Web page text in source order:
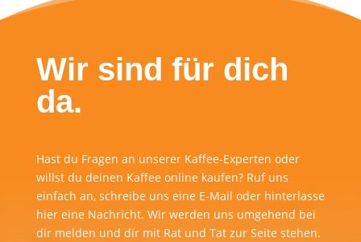
Wir sind für dich
da.
Hast du Fragen an unserer Kaffee-Experten oder
willst du deinen Kaffee online kaufen? Ruf uns
einfach an, schreibe uns eine E-Mail oder hinterlasse
hier eine Nachricht. Wir werden uns umgehend bei
dir melden und dir mit Rat und Tat zur Seite stehen.